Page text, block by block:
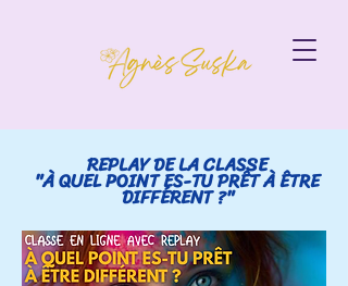
REPLAY DE LA CLASSE
"À QUEL POINT ES-TU PRÊT À ÊTRE
DIFFÉRENT ?"